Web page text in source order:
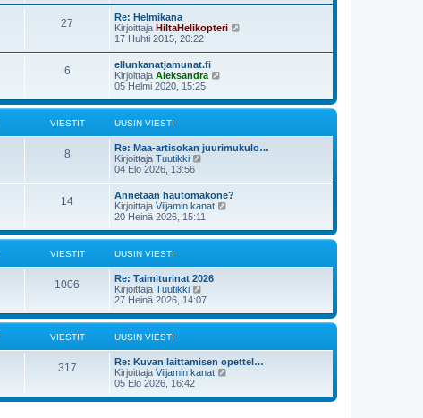
i
s
n
i
s
i
e
i
27
Re: Helmikana
Kirjoittaja HiltaHelikopteri
s
i
v
i
i
17 Huhti 2015, 20:22
6
ellunkanatjamunat.fi
Kirjoittaja Aleksandra
t
u
s
v
i
e
s
i
05 Helmi 2020, 15:25
VIESTIT UUSIN VIESTI
8
Re: Maa-artisokan juurimukulo…
Kirjoittaja Tuutikki
t
ä
u
u
s
i
v
i
s
i
04 Elo 2026, 13:56
14
Annetaan hautomakone?
Kirjoittaja Viljamin kanat
t
u
v
i
i
20 Heinä 2026, 15:11
VIESTIT UUSIN VIESTI
1006
Re: Taimiturinat 2026
Kirjoittaja Tuutikki
ä
t
u
s
i
v
27 Heinä 2026, 14:07
VIESTIT UUSIN VIESTI
317
Re: Kuvan laittamisen opettel…
Kirjoittaja Viljamin kanat
t
05 Elo 2026, 16:42